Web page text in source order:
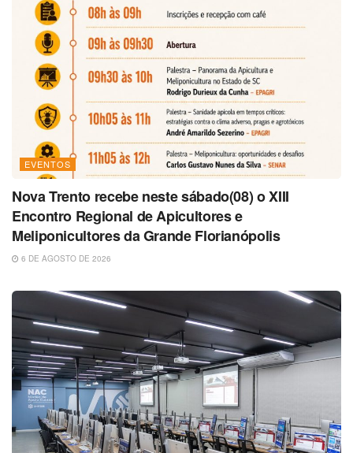
EVENTOS
Nova Trento recebe neste sábado(08) o XIII
Encontro Regional de Apicultores e
Meliponicultores da Grande Florianópolis
6 DE AGOSTO DE 2026